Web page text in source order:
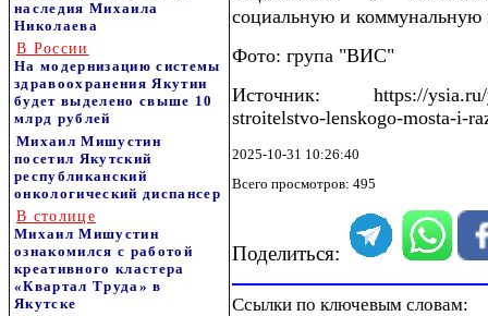
наследия Михаила
Николаева
В России
На модернизацию системы
здравоохранения Якутии
будет выделено свыше 10
млрд рублей
Михаил Мишустин
посетил Якутский
республиканский
онкологический диспансер
В столице
Михаил Мишустин
ознакомился с работой
креативного кластера
«Квартал Труда» в
Якутске
социальную и коммунальную
Фото: група "ВИС"
Источник: https://ysia.ru/
stroitelstvo-lenskogo-mosta-i-
2025-10-31 10:26:40
Всего просмотров: 495
Поделиться:
Ссылки по ключевым словам: